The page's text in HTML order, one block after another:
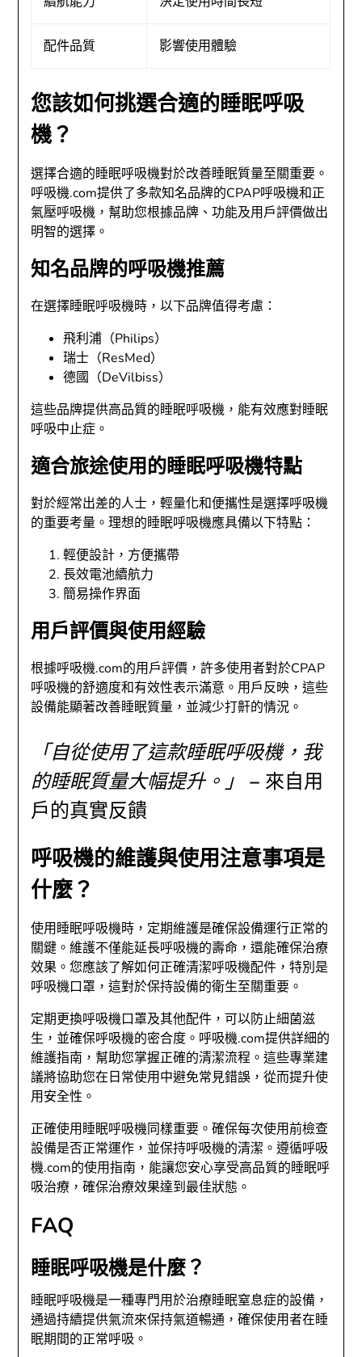
配件品質 影響使用體驗
您該如何挑選合適的睡眠呼吸
機？
選擇合適的睡眠呼吸機對於改善睡眠質量至關重要。
呼吸機.com提供了多款知名品牌的CPAP呼吸機和正
氣壓呼吸機，幫助您根據品牌、功能及用戶評價做出
明智的選擇。
知名品牌的呼吸機推薦
在選擇睡眠呼吸機時，以下品牌值得考慮：
飛利浦（Philips）
瑞士（ResMed）
德國（DeVilbiss）
這些品牌提供高品質的睡眠呼吸機，能有效應對睡眠
呼吸中止症。
適合旅途使用的睡眠呼吸機特點
對於經常出差的人士，輕量化和便攜性是選擇呼吸機
的重要考量。理想的睡眠呼吸機應具備以下特點：
輕便設計，方便攜帶
長效電池續航力
簡易操作界面
用戶評價與使用經驗
根據呼吸機.com的用戶評價，許多使用者對於CPAP
呼吸機的舒適度和有效性表示滿意。用戶反映，這些
設備能顯著改善睡眠質量，並減少打鼾的情況。
「自從使用了這款睡眠呼吸機，我
的睡眠質量大幅提升。」 – 來自用
戶的真實反饋
呼吸機的維護與使用注意事項是
什麼？
使用睡眠呼吸機時，定期維護是確保設備運行正常的
關鍵。維護不僅能延長呼吸機的壽命，還能確保治療
效果。您應該了解如何正確清潔呼吸機配件，特別是
呼吸機口罩，這對於保持設備的衛生至關重要。
定期更換呼吸機口罩及其他配件，可以防止細菌滋
生，並確保呼吸機的密合度。呼吸機.com提供詳細的
維護指南，幫助您掌握正確的清潔流程。這些專業建
議將協助您在日常使用中避免常見錯誤，從而提升使
用安全性。
正確使用睡眠呼吸機同樣重要。確保每次使用前檢查
設備是否正常運作，並保持呼吸機的清潔。遵循呼吸
機.com的使用指南，能讓您安心享受高品質的睡眠呼
吸治療，確保治療效果達到最佳狀態。
FAQ
睡眠呼吸機是什麼？
睡眠呼吸機是一種專門用於治療睡眠窒息症的設備，
通過持續提供氣流來保持氣道暢通，確保使用者在睡
眠期間的正常呼吸。